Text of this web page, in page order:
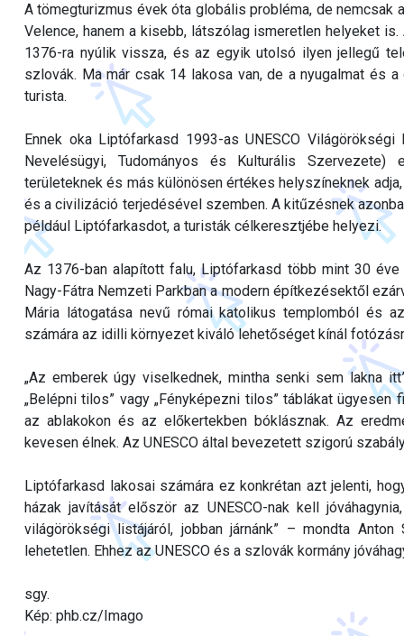
A tömegturizmus évek óta globális probléma, de
Velence, hanem a kisebb, látszólag ismeretlen helyeket
1376-ra nyúlik vissza, és az egyik utolsó ilyen jellegű
szlovák. Ma már csak 14 lakosa van, de a nyugalmat és
turista.
Ennek oka Liptófarkasd 1993-as UNESCO
Nevelésügyi, Tudományos és Kulturális
területeknek és más különösen értékes helyszíneknek
és a civilizáció terjedésével szemben. A kitűzésnek
például Liptófarkasdot, a turisták célkeresztjébe helyezi.
Az 1376-ban alapított falu, Liptófarkasd több mint 30
Nagy-Fátra Nemzeti Parkban a modern építkezésektől
Mária látogatása nevű római katolikus templomból és
számára az idilli környezet kiváló lehetőséget kínál
„Az emberek úgy viselkednek, mintha senki sem lakna
„Belépni tilos” vagy „Fényképezni tilos” táblákat
az ablakokon és az előkertekben bóklásznak. Az
kevesen élnek. Az UNESCO által bevezetett szigorú
Liptófarkasd lakosai számára ez konkrétan azt jelenti,
házak javítását először az UNESCO-nak kell
világörökségi listájáról, jobban járnánk” – mondta
lehetetlen. Ehhez az UNESCO és a szlovák kormány
sgy.
Kép: phb.cz/Imago